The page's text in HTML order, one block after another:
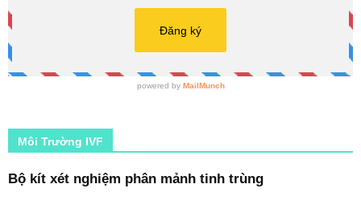
Môi Trường IVF
Bộ kít xét nghiệm phân mảnh tinh trùng